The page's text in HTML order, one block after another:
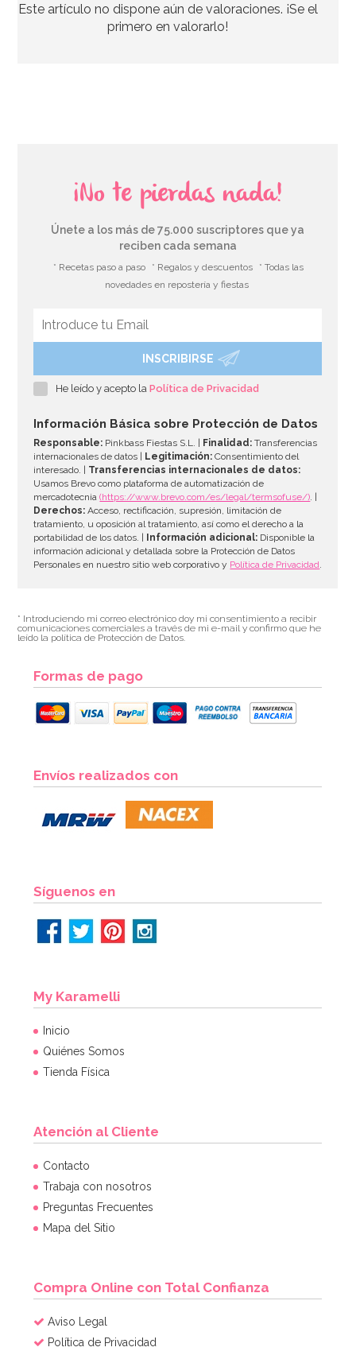
64,95€ 54,55€
Marco para Photocall inflable 70 cm
AÑADIR
Este artículo no dispone aún de valoraciones. ¡Se el
primero en valorarlo!
¡No te pierdas nada!
Únete a los más de 75.000 suscriptores que ya
reciben cada semana
* Recetas paso a paso * Regalos y descuentos
* Todas las
novedades en repostería y fiestas
INSCRIBIRSE
He leído y acepto laPolítica de Privacidad
Información Básica sobre Protección de Datos
Responsable: Pinkbass Fiestas S.L. | Finalidad: Transferencias
internacionales de datos |
Legitimación: Consentimiento del
interesado. | Transferencias internacionales de datos:
Usamos Brevo como plataforma de automatización de
mercadotecnia(https://www.brevo.com/es/legal/termsofuse/). |
Derechos: Acceso, rectificación, supresión, limitación de
tratamiento, u oposición al tratamiento, así como el derecho a la
portabilidad de los datos. |
Información adicional: Disponible la
información adicional y detallada sobre la Protección de Datos
Personales en nuestro sitio web corporativo y Política de Privacidad.
* Introduciendo mi correo electrónico doy mi consentimiento a recibir
comunicaciones comerciales a través de mi e-mail y confirmo que he
leído la política de Protección de Datos.
Formas de pago
Envíos realizados con
Síguenos en
My Karamelli
Inicio
Quiénes Somos
Tienda Física
Atención al Cliente
Contacto
Trabaja con nosotros
Preguntas Frecuentes
Mapa del Sitio
Compra Online con Total Confianza
Aviso Legal
Política de Privacidad